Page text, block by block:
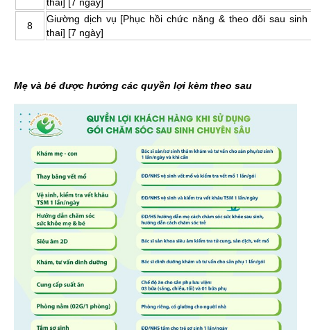
thai] [7 ngày]
8
Giường dịch vụ [Phục hồi chức năng & theo dõi sau
thai] [7 ngày]
Mẹ và bé được hưởng các quyền lợi kèm theo sau